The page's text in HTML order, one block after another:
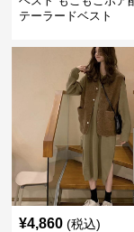
テーラードベスト
¥4,860 (税込)